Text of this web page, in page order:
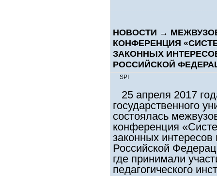
НОВОСТИ →
КОНФЕРЕНЦИЯ
ЗАКОННЫХ
РОССИЙСКОЙ
SPI
25 апреля 2017
государственного
состоялась
конференция
законных
Российской
где принимали
педагогического